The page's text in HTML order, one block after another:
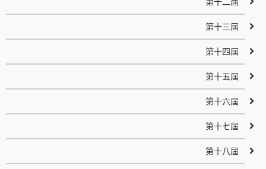
第十三屆
第十四屆
第十五屆
第十六屆
第十七屆
第十八屆